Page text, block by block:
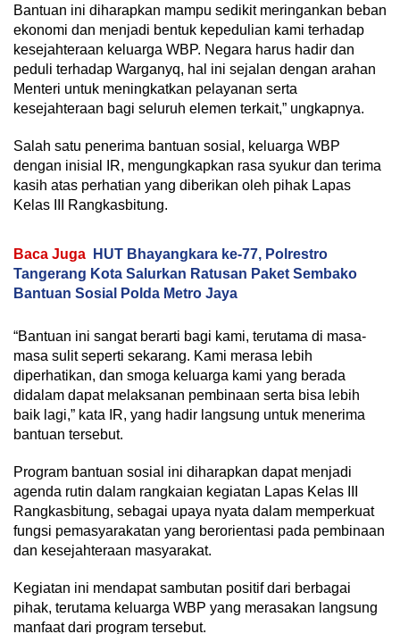
Bantuan ini diharapkan mampu sedikit meringankan beban
ekonomi dan menjadi bentuk kepedulian kami terhadap
kesejahteraan keluarga WBP. Negara harus hadir dan
peduli terhadap Warganyq, hal ini sejalan dengan arahan
Menteri untuk meningkatkan pelayanan serta
kesejahteraan bagi seluruh elemen terkait,” ungkapnya.
Salah satu penerima bantuan sosial, keluarga WBP
dengan inisial IR, mengungkapkan rasa syukur dan terima
kasih atas perhatian yang diberikan oleh pihak Lapas
Kelas III Rangkasbitung.
Baca Juga
HUT Bhayangkara ke-77, Polrestro
Tangerang Kota Salurkan Ratusan Paket Sembako
Bantuan Sosial Polda Metro Jaya
“Bantuan ini sangat berarti bagi kami, terutama di masa-
masa sulit seperti sekarang. Kami merasa lebih
diperhatikan, dan smoga keluarga kami yang berada
didalam dapat melaksanan pembinaan serta bisa lebih
baik lagi,” kata IR, yang hadir langsung untuk menerima
bantuan tersebut.
Program bantuan sosial ini diharapkan dapat menjadi
agenda rutin dalam rangkaian kegiatan Lapas Kelas III
Rangkasbitung, sebagai upaya nyata dalam memperkuat
fungsi pemasyarakatan yang berorientasi pada pembinaan
dan kesejahteraan masyarakat.
Kegiatan ini mendapat sambutan positif dari berbagai
pihak, terutama keluarga WBP yang merasakan langsung
manfaat dari program tersebut.